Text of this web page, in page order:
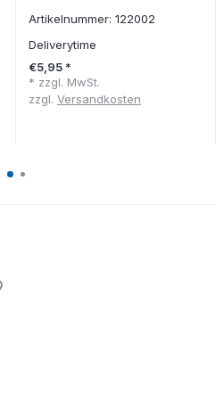
Artikelnummer: 122002
Deliverytime
€5,95 *
* zzgl. MwSt.
zzgl. Versandkosten